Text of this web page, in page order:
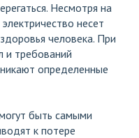
Несмотря на
несет
человека. При
и требований
определенные
быть самыми
к потере